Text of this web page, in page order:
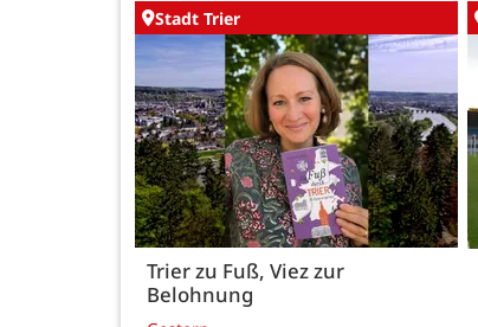
Stadt Trier
Trier zu Fuß, Viez zur
Belohnung